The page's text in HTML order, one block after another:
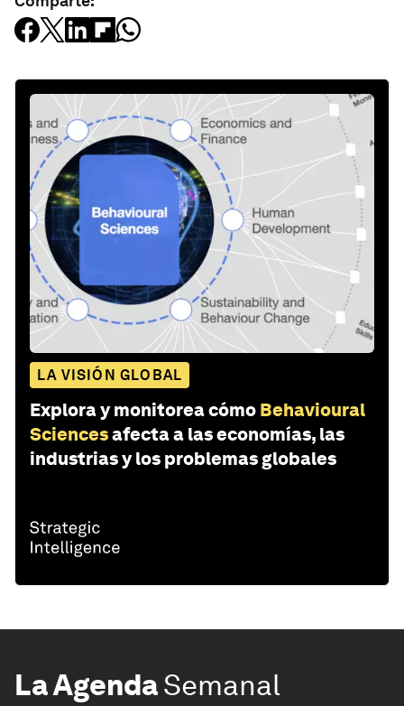
LA VISIÓN GLOBAL
Explora y monitorea cómo Behavioural
Sciencesafecta a las economías, las
industrias y los problemas globales
La AgendaSemanal